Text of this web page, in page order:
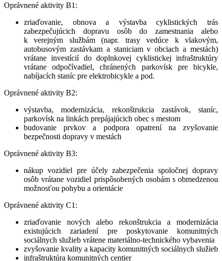
Oprávnené aktivity B1:
zriaďovanie, obnova a výstavba cyklistických trás
zabezpečujúcich dopravu osôb do zamestnania alebo
k verejným službám (napr. trasy vedúce k vlakovým,
autobusovým zastávkam a staniciam v obciach a mestách)
vrátane investícií do doplnkovej cyklistickej infraštruktúry
vrátane odpočívadiel, chránených parkovísk pre bicykle,
nabíjacích staníc pre elektrobicykle a pod.
Oprávnené aktivity B2:
výstavba, modernizácia, rekonštrukcia zastávok, staníc,
parkovísk na linkách prepájajúcich obec s mestom
budovanie prvkov a podpora opatrení na zvyšovanie
bezpečnosti dopravy v mestách
Oprávnené aktivity B3:
nákup vozidiel pre účely zabezpečenia spoločnej dopravy
osôb vrátane vozidiel prispôsobených osobám s obmedzenou
možnosťou pohybu a orientácie
Oprávnené aktivity C1:
zriaďovanie nových alebo rekonštrukcia a modernizácia
existujúcich zariadení pre poskytovanie komunitných
sociálnych služieb vrátene materiálno-technického vybavenia
zvyšovanie kvality a kapacity komunitných sociálnych služieb
infraštruktúra komunitných centier